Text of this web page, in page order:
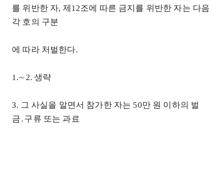
를 위반한 자, 제12조에 따른 금지를 위반한 자는 다음
각 호의 구분
에 따라 처벌한다.
1.∼2. 생략
3. 그 사실을 알면서 참가한 자는 50만 원 이하의 벌
금․구류 또는 과료